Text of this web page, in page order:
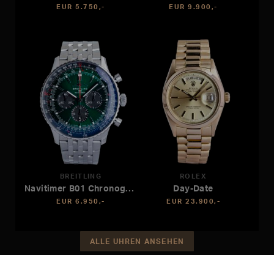
EUR 5.750,- EUR 9.900,-
BREITLING
Navitimer B01 Chronograph 46
EUR 6.950,-
ROLEX
Day-Date
EUR 23.900,-
ALLE UHREN ANSEHEN